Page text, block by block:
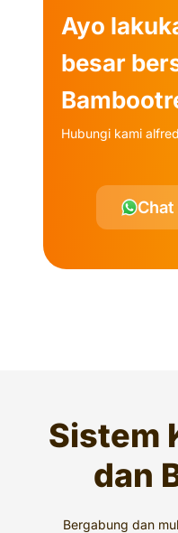
Ayo
besar
Hubungi kami
Sistem
dan
Bergabung dan